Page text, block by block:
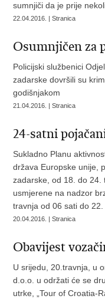
sumnjiči da je prije
22.04.2016. | Stranica
Osumnjičen za
Policijski službenici
zadarske dovršili su
godišnjakom
21.04.2016. | Stranica
24-satni
Sukladno Planu
država Europske unije,
zadarske, od 18. do 24.
usmjerene na nadzor
travnja od 06 sati do 22.
20.04.2016. | Stranica
Obavijest
U srijedu, 20.travnja, u
d.o.o. u održati će se
utrke, „Tour of Croatia-